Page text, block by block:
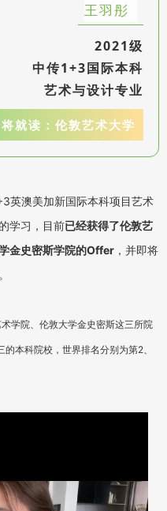
王羽彤
2021级
中传1+3国际本科
艺术与设计专业
就读：伦敦艺术大学
英澳美加新国际本科项目艺术
学习，目前已经获得了伦敦艺
金史密斯学院的Offer ，并即将
学院、伦敦大学金史密斯这三所院
本科院校，世界排名分别为第2、